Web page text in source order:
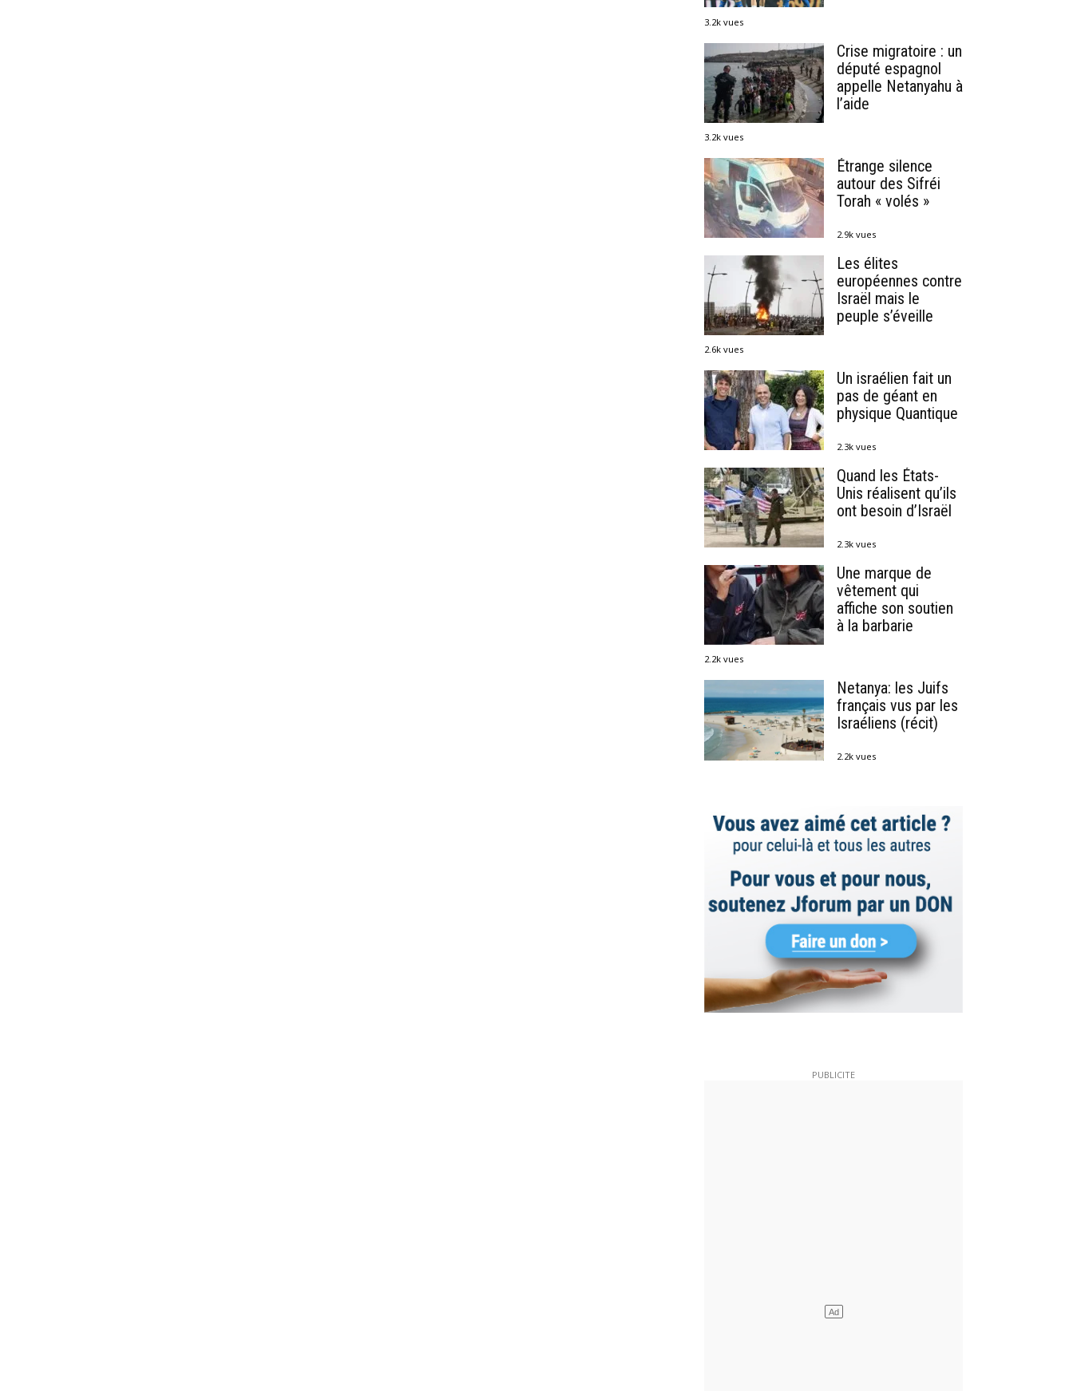
3.2k vues
Crise migratoire : un
député espagnol
appelle Netanyahu à
l’aide
3.2k vues
Étrange silence
autour des Sifréi
Torah « volés »
2.9k vues
Les élites
européennes contre
Israël mais le
peuple s’éveille
2.6k vues
Un israélien fait un
pas de géant en
physique Quantique
2.3k vues
Quand les États-
Unis réalisent qu’ils
ont besoin d’Israël
2.3k vues
Une marque de
vêtement qui
affiche son soutien
à la barbarie
2.2k vues
Netanya: les Juifs
français vus par les
Israéliens (récit)
2.2k vues